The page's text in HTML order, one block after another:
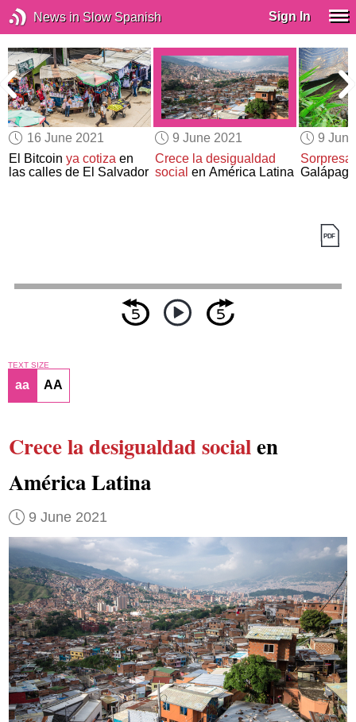
News in Slow Spanish Sign In
16 June 2021
El Bitcoinya cotiza en
las calles de El Salvador
9 June 2021
Crece la desigualdad
social en América Latina
9
Sorpresa
TEXT SIZE
aa AA
Crece la desigualdad socialen
América Latina
9 June 2021